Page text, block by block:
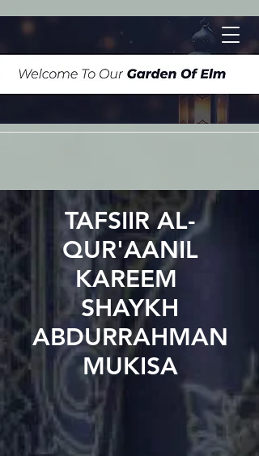
TAFSIIR AL-
QUR'AANIL
KAREEM
SHAYKH
ABDURRAHMAN
MUKISA